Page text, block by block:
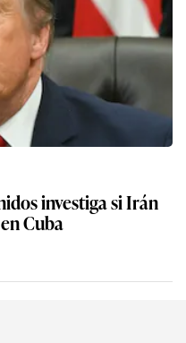
investiga si Irán
Cuba